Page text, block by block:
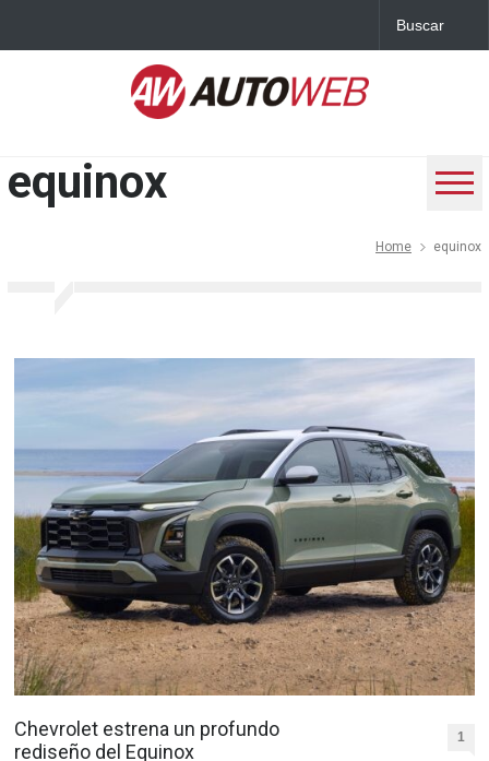
equinox
Home equinox
Chevrolet estrena un profundo
rediseño del Equinox
1